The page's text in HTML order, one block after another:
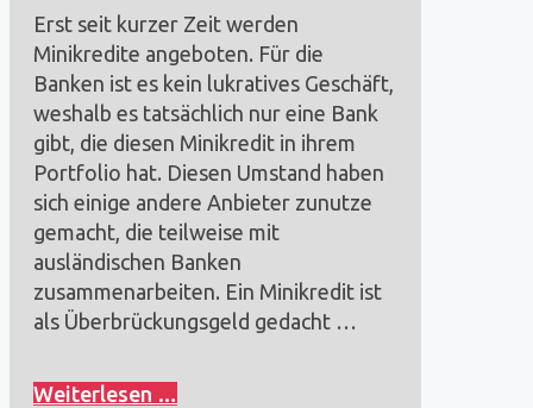
Erst seit kurzer Zeit werden
Minikredite angeboten. Für die
Banken ist es kein lukratives Geschäft,
weshalb es tatsächlich nur eine Bank
gibt, die diesen Minikredit in ihrem
Portfolio hat. Diesen Umstand haben
sich einige andere Anbieter zunutze
gemacht, die teilweise mit
ausländischen Banken
zusammenarbeiten. Ein Minikredit ist
als Überbrückungsgeld gedacht …
Weiterlesen …